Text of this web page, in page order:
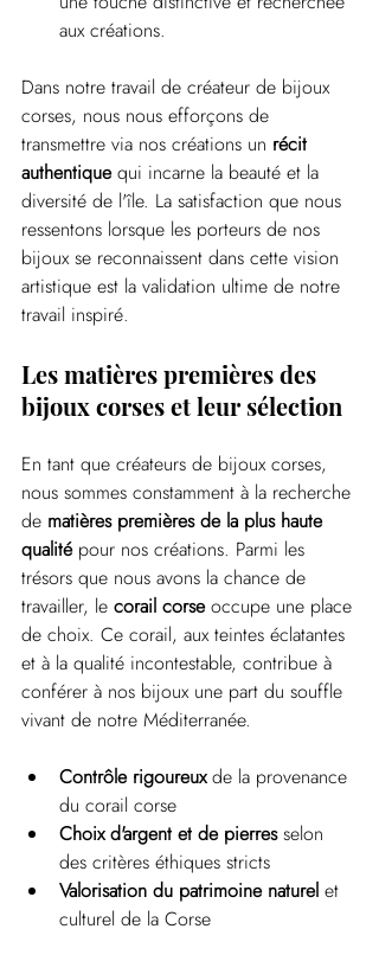
aux créations.
Dans notre travail de créateur de bijoux
corses, nous nous efforçons de
transmettre via nos créations un récit
authentique qui incarne la beauté et la
diversité de l'île. La satisfaction que nous
ressentons lorsque les porteurs de nos
bijoux se reconnaissent dans cette vision
artistique est la validation ultime de notre
travail inspiré.
Les matières premières des
bijoux corses et leur sélection
En tant que créateurs de bijoux corses,
nous sommes constamment à la recherche
de matières premières de la plus haute
qualité pour nos créations. Parmi les
trésors que nous avons la chance de
travailler, le corail corse occupe une place
de choix. Ce corail, aux teintes éclatantes
et à la qualité incontestable, contribue à
conférer à nos bijoux une part du souffle
vivant de notre Méditerranée.
Contrôle rigoureux de la provenance
du corail corse
Choix d'argent et de pierres selon
des critères éthiques stricts
Valorisation du patrimoine naturel et
culturel de la Corse